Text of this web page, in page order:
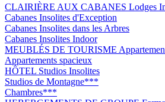
CLAIRIÈRE AUX CABANES Lodges
Cabanes Insolites d'Exception
Cabanes Insolites dans les Arbres
Cabanes Insolites Indoor
MEUBLÉS DE TOURISME
Appartements spacieux
HÔTEL Studios Insolites
Studios de Montagne***
Chambres***